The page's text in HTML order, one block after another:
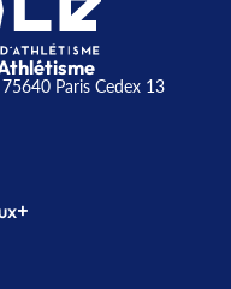
Paris Cedex 13
+